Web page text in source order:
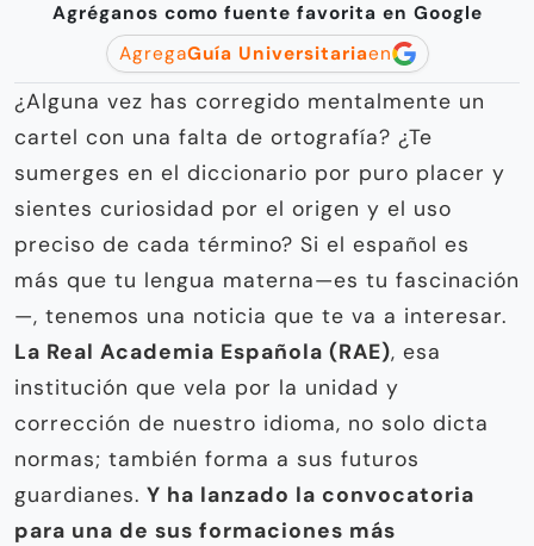
Agréganos como fuente favorita en Google
AgregaGuía Universitariaen
¿Alguna vez has corregido mentalmente un
cartel con una falta de ortografía? ¿Te
sumerges en el diccionario por puro placer y
sientes curiosidad por el origen y el uso
preciso de cada término? Si el español es
más que tu lengua materna—es tu fascinación
—, tenemos una noticia que te va a interesar.
La Real Academia Española (RAE), esa
institución que vela por la unidad y
corrección de nuestro idioma, no solo dicta
normas; también forma a sus futuros
guardianes. Y ha lanzado la convocatoria
para una de sus formaciones más